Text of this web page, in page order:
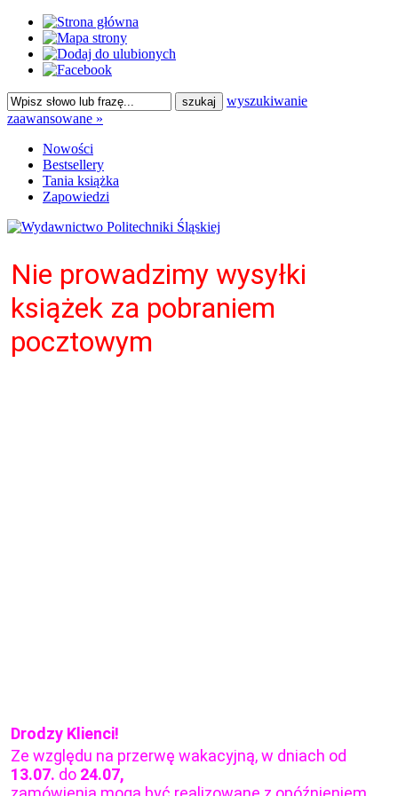
wyszukiwanie
zaawansowane »
Nowości
Bestsellery
Tania książka
Zapowiedzi
Nie prowadzimy wysyłki
książek za pobraniem
pocztowym
Drodzy Klienci!
Ze względu na przerwę wakacyjną, w dniach od
13.07. do 24.07,